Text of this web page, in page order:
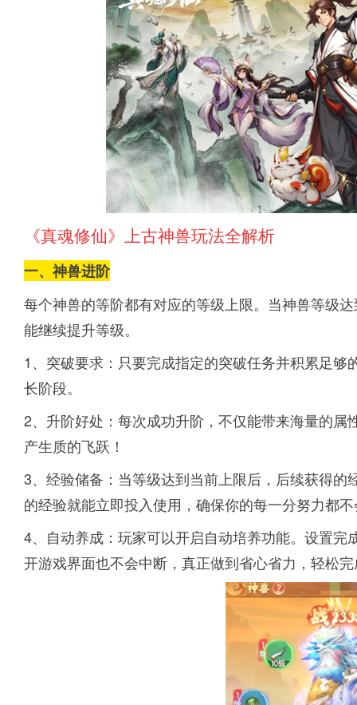
《真魂修仙》上古神兽玩法全解析
一、神兽进阶
每个神兽的等阶都有对应的等级上限。当神兽等级
能继续提升等级。
1、突破要求：只要完成指定的突破任务并积累足
长阶段。
2、升阶好处：每次成功升阶，不仅能带来海量的
产生质的飞跃！
3、经验储备：当等级达到当前上限后，后续获得
的经验就能立即投入使用，确保你的每一分努力都
4、自动养成：玩家可以开启自动培养功能。设置
开游戏界面也不会中断，真正做到省心省力，轻松